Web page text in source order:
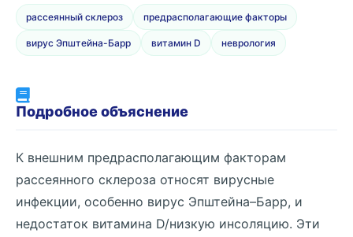
рассеянный склероз предрасполагающие факторы
вирус Эпштейна-Барр витамин D неврология
Подробное объяснение
К внешним предрасполагающим факторам
рассеянного склероза относят вирусные
инфекции, особенно вирус Эпштейна–Барр, и
недостаток витамина D/низкую инсоляцию. Эти